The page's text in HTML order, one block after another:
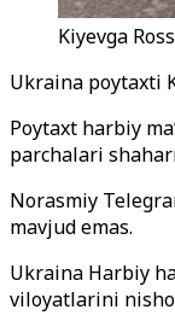
Kiyevga
Ukraina poytaxti
Poytaxt harbiy
parchalari
Norasmiy
mavjud emas.
Ukraina Harbiy
viloyatlarini